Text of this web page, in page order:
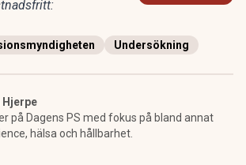
Undersökning
Hjerpe
på Dagens PS med fokus på bland annat
hälsa och hållbarhet.